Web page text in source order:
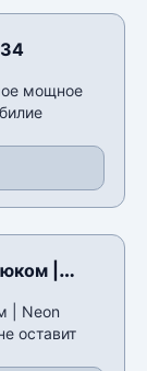
мощное
|
| Neon
оставит